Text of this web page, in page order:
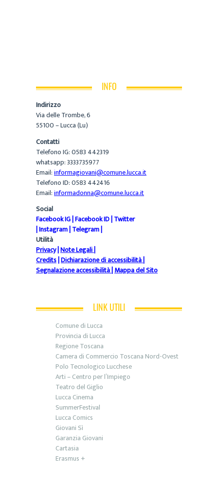
INFO
Indirizzo
Via delle Trombe, 6
55100 – Lucca (Lu)
Contatti
Telefono IG: 0583 442319
whatsapp: 3333735977
Email:informagiovani@comune.lucca.it
Telefono ID: 0583 442416
Email:informadonna@comune.lucca.it
Social
Facebook IG|Facebook ID|Twitter
|Instagram|Telegram|
Utilità
Privacy|Note Legali|
Credits|Dichiarazione di accessibilità|
Segnalazione accessibilità|Mappa del Sito
LINK UTILI
Comune di Lucca
Provincia di Lucca
Regione Toscana
Camera di Commercio Toscana Nord-Ovest
Polo Tecnologico Lucchese
Arti – Centro per l’Impiego
Teatro del Giglio
Lucca Cinema
SummerFestival
Lucca Comics
Giovani Sì
Garanzia Giovani
Cartasia
Erasmus +